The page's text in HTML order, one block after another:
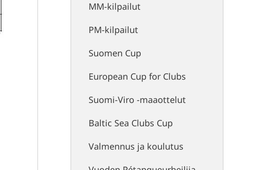
MM-kilpailut
PM-kilpailut
Suomen Cup
European Cup for Clubs
Suomi-Viro -maaottelut
Baltic Sea Clubs Cup
Valmennus ja koulutus